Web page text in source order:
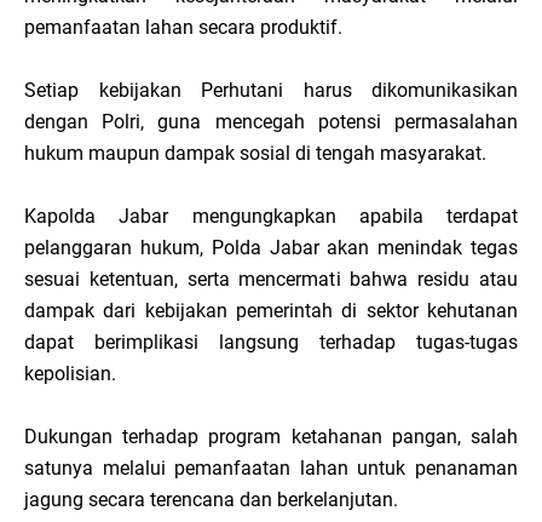
pemanfaatan lahan secara produktif.
Setiap kebijakan Perhutani harus dikomunikasikan
dengan Polri, guna mencegah potensi permasalahan
hukum maupun dampak sosial di tengah masyarakat.
Kapolda Jabar mengungkapkan apabila terdapat
pelanggaran hukum, Polda Jabar akan menindak tegas
sesuai ketentuan, serta mencermati bahwa residu atau
dampak dari kebijakan pemerintah di sektor kehutanan
dapat berimplikasi langsung terhadap tugas-tugas
kepolisian.
Dukungan terhadap program ketahanan pangan, salah
satunya melalui pemanfaatan lahan untuk penanaman
jagung secara terencana dan berkelanjutan.